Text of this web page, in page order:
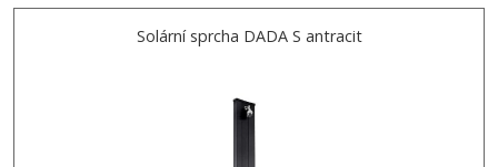
Solární sprcha DADA S antracit